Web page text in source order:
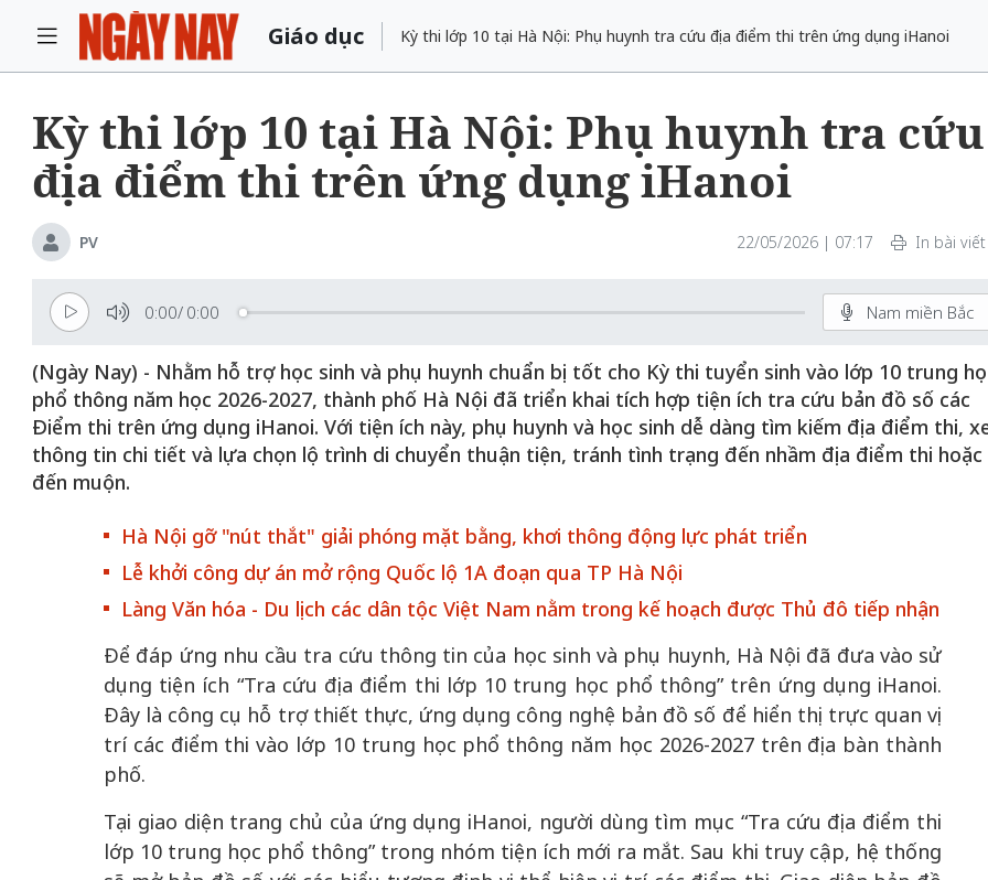
Giáo dục Kỳ thi lớp 10 tại Hà Nội: Phụ huynh tra cứu địa điểm thi trên ứng dụng iHanoi
Kỳ thi lớp 10 tại Hà Nội: Phụ huynh tra cứu
địa điểm thi trên ứng dụng iHanoi
PV 22/05/2026 | 07:17 In bài viết
0:00/ 0:00 Nam miền Bắc
(Ngày Nay) - Nhằm hỗ trợ học sinh và phụ huynh chuẩn bị tốt cho Kỳ thi tuyển sinh vào lớp 10 trung
phổ thông năm học 2026-2027, thành phố Hà Nội đã triển khai tích hợp tiện ích tra cứu bản đồ số các
Điểm thi trên ứng dụng iHanoi. Với tiện ích này, phụ huynh và học sinh dễ dàng tìm kiếm địa điểm thi,
thông tin chi tiết và lựa chọn lộ trình di chuyển thuận tiện, tránh tình trạng đến nhầm địa điểm thi hoặc
đến muộn.
Hà Nội gỡ "nút thắt" giải phóng mặt bằng, khơi thông động lực phát triển
Lễ khởi công dự án mở rộng Quốc lộ 1A đoạn qua TP Hà Nội
Làng Văn hóa - Du lịch các dân tộc Việt Nam nằm trong kế hoạch được Thủ đô tiếp nhận
Để đáp ứng nhu cầu tra cứu thông tin của học sinh và phụ huynh, Hà Nội đã đưa vào sử
dụng tiện ích “Tra cứu địa điểm thi lớp 10 trung học phổ thông” trên ứng dụng iHanoi.
Đây là công cụ hỗ trợ thiết thực, ứng dụng công nghệ bản đồ số để hiển thị trực quan vị
trí các điểm thi vào lớp 10 trung học phổ thông năm học 2026-2027 trên địa bàn thành
phố.
Tại giao diện trang chủ của ứng dụng iHanoi, người dùng tìm mục “Tra cứu địa điểm thi
lớp 10 trung học phổ thông” trong nhóm tiện ích mới ra mắt. Sau khi truy cập, hệ thống
chơi nhà
Bắc Biên - Giữ một ngôi
làng ven sông Hồng của Hà
Xin lỗi, rồi sao nữa?!